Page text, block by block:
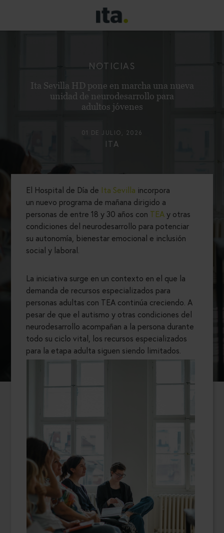
NOTICIAS
Ita Sevilla HD pone en marcha una nueva
unidad de neurodesarrollo para
adultos jóvenes
01 DE JULIO, 2026
ITA
El Hospital de Día de Ita Sevilla incorpora
un nuevo programa de mañana dirigido a
personas de entre 18 y 30 años con TEAy otras
condiciones del neurodesarrollo para potenciar
su autonomía, bienestar emocional e inclusión
social y laboral.
La iniciativa surge en un contexto en el que la
demanda de recursos especializados para
personas adultas con TEA continúa creciendo. A
pesar de que el autismo y otras condiciones del
neurodesarrollo acompañan a la persona durante
todo su ciclo vital, los recursos especializados
para la etapa adulta siguen siendo limitados.